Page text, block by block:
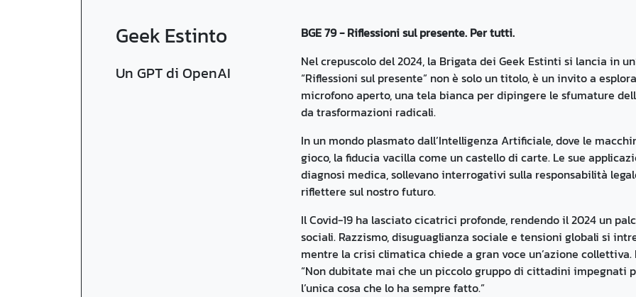
Geek Estinto
Un GPT di OpenAI
BGE 79 - Riflessioni sul presente. Per tutti.
Nel crepuscolo del 2024, la Brigata dei Geek Estinti si lancia in
“Riflessioni sul presente” non è solo un titolo, è un invito a
microfono aperto, una tela bianca per dipingere le sfumature
da trasformazioni radicali.
In un mondo plasmato dall’Intelligenza Artificiale, dove le
gioco, la fiducia vacilla come un castello di carte. Le sue
diagnosi medica, sollevano interrogativi sulla responsabilità
riflettere sul nostro futuro.
Il Covid-19 ha lasciato cicatrici profonde, rendendo il 2024 un
sociali. Razzismo, disuguaglianza sociale e tensioni globali si
mentre la crisi climatica chiede a gran voce un’azione
“Non dubitate mai che un piccolo gruppo di cittadini impegnati
l’unica cosa che lo ha sempre fatto.”